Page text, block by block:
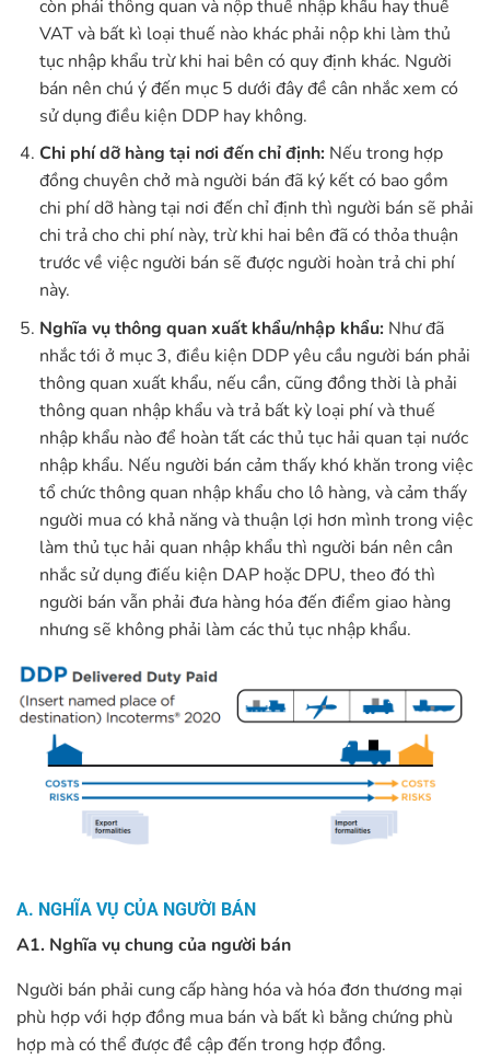
còn phải thông quan và nộp thuế nhập khẩu hay thuế
VAT và bất kì loại thuế nào khác phải nộp khi làm thủ
tục nhập khẩu trừ khi hai bên có quy định khác. Người
bán nên chú ý đến mục 5 dưới đây đề cân nhắc xem có
sử dụng điều kiện DDP hay không.
Chi phí dỡ hàng tại nơi đến chỉ định: Nếu trong hợp
đồng chuyên chở mà người bán đã ký kết có bao gồm
chi phí dỡ hàng tại nơi đến chỉ định thì người bán sẽ phải
chi trả cho chi phí này, trừ khi hai bên đã có thỏa thuận
trước về việc người bán sẽ được người hoàn trả chi phí
này.
Nghĩa vụ thông quan xuất khẩu/nhập khẩu:Như đã
nhắc tới ở mục 3, điều kiện DDP yêu cầu người bán phải
thông quan xuất khẩu, nếu cần, cũng đồng thời là phải
thông quan nhập khẩu và trả bất kỳ loại phí và thuế
nhập khẩu nào để hoàn tất các thủ tục hải quan tại nước
nhập khẩu. Nếu người bán cảm thấy khó khăn trong việc
tổ chức thông quan nhập khẩu cho lô hàng, và cảm thấy
người mua có khả năng và thuận lợi hơn mình trong việc
làm thủ tục hải quan nhập khẩu thì người bán nên cân
nhắc sử dụng điếu kiện DAP hoặc DPU, theo đó thì
người bán vẫn phải đưa hàng hóa đến điểm giao hàng
nhưng sẽ không phải làm các thủ tục nhập khẩu.
A. NGHĨA VỤ CỦA NGƯỜI BÁN
A1. Nghĩa vụ chung của người bán
Người bán phải cung cấp hàng hóa và hóa đơn thương mại
phù hợp với hợp đồng mua bán và bất kì bằng chứng phù
hợp mà có thể được đề cập đến trong hợp đồng.